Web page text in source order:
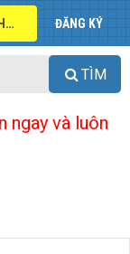
ĐĂNG NHẬP ĐĂNG KÝ
TÌM
ngay và luôn